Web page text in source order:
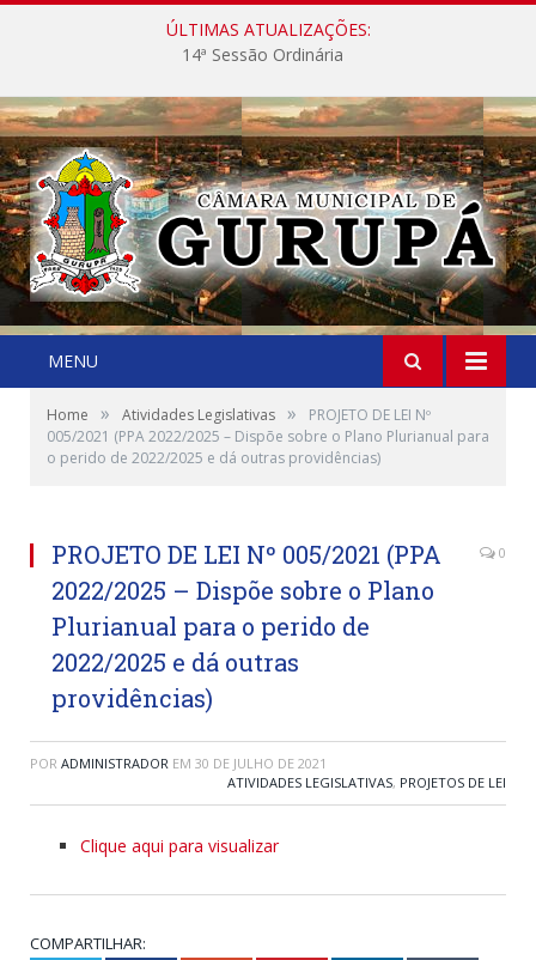
ÚLTIMAS ATUALIZAÇÕES:
14ª Sessão Ordinária
MENU
Home » Atividades Legislativas »
PROJETO DE LEI Nº
005/2021 (PPA 2022/2025 – Dispõe sobre o Plano Plurianual para
o perido de 2022/2025 e dá outras providências)
PROJETO DE LEI Nº 005/2021 (PPA
2022/2025 – Dispõe sobre o Plano
Plurianual para o perido de
2022/2025 e dá outras
providências)
0
POR ADMINISTRADOR EM 30 DE JULHO DE 2021
ATIVIDADES LEGISLATIVAS, PROJETOS DE LEI
Clique aqui para visualizar
COMPARTILHAR: